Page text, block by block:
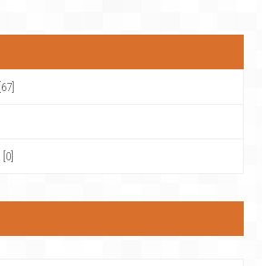
[67]
[0]